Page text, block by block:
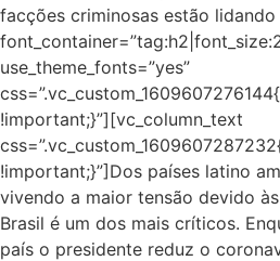
facções criminosas estão lidando
use_theme_fonts=”yes”
!important;}”][vc_column_text
!important;}”]Dos países latino
vivendo a maior tensão devido
Brasil é um dos mais críticos.
país o presidente reduz o